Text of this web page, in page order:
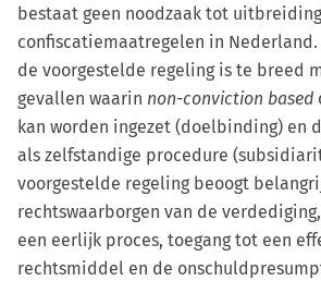
bestaat geen noodzaak tot
confiscatiemaatregelen in
de voorgestelde regeling is te breed
gevallen waarin non-conviction based
kan worden ingezet (doelbinding) en
als zelfstandige procedure
voorgestelde regeling beoogt
rechtswaarborgen van de
een eerlijk proces, toegang tot een
rechtsmiddel en de